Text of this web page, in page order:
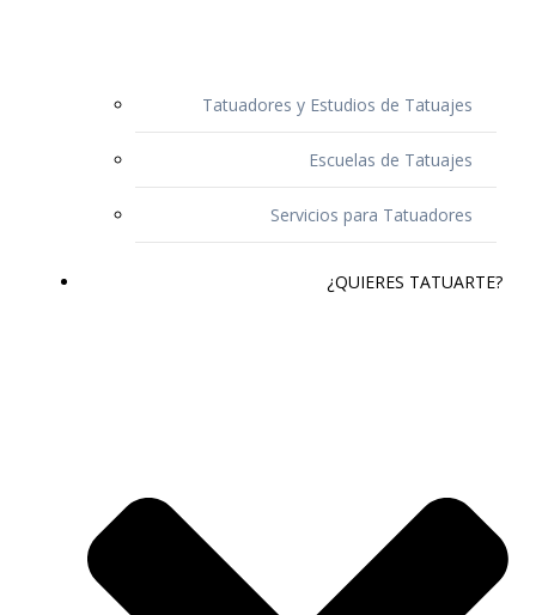
Tatuadores y Estudios de Tatuajes
Escuelas de Tatuajes
Servicios para Tatuadores
¿QUIERES TATUARTE?